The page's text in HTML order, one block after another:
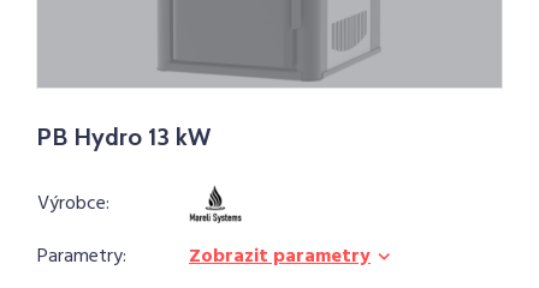
PB Hydro 13 kW
Výrobce:
Parametry:
Zobrazit parametry